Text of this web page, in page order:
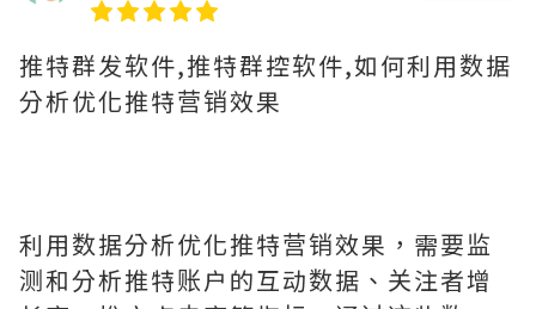
推特群发软件,推特群控软件,如何利用数据
分析优化推特营销效果
利用数据分析优化推特营销效果，需要监
测和分析推特账户的互动数据、关注者增